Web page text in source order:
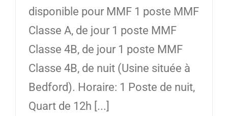
disponible pour MMF 1 poste MMF
Classe A, de jour 1 poste MMF
Classe 4B, de jour 1 poste MMF
Classe 4B, de nuit (Usine située à
Bedford). Horaire: 1 Poste de nuit,
Quart de 12h [...]